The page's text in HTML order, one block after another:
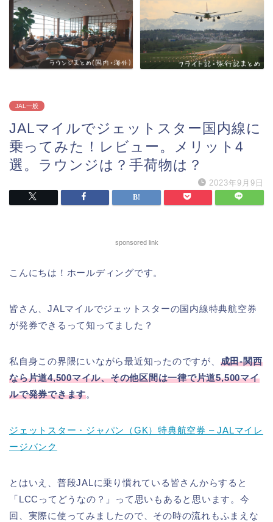
JAL一般
JALマイルでジェットスター国内線に
乗ってみた！レビュー。メリット4
選。ラウンジは？手荷物は？
2023年9月9日
sponsored link
こんにちは！ホールディングです。
皆さん、JALマイルでジェットスターの国内線特典航空券
が発券できるって知ってました？
私自身この界隈にいながら最近知ったのですが、 成田-関西
なら片道4,500マイル、その他区間は一律で片道5,500マイ
ルで発券できます。
ジェットスター・ジャパン（GK）特典航空券 – JALマイレ
ージバンク
とはいえ、普段JALに乗り慣れている皆さんからすると
「LCCってどうなの？」って思いもあると思います。今
回、実際に使ってみましたので、その時の流れもふまえな